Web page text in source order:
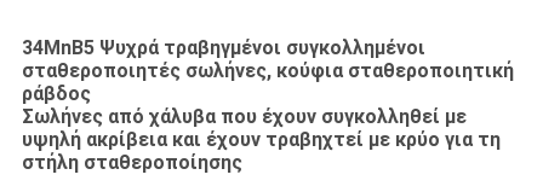
34MnB5 Ψυχρά τραβηγμένοι συγκολλημένοι
σταθεροποιητές σωλήνες, κούφια σταθεροποιητική
ράβδος
Σωλήνες από χάλυβα που έχουν συγκολληθεί με
υψηλή ακρίβεια και έχουν τραβηχτεί με κρύο για τη
στήλη σταθεροποίησης